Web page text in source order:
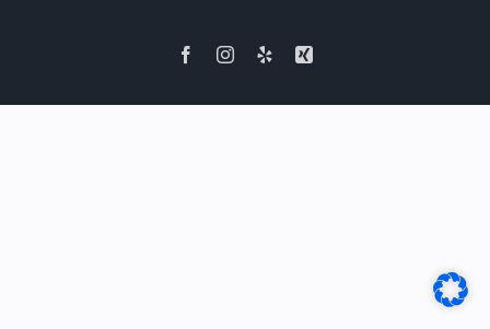
FacebookInstagram
Yelp Xing